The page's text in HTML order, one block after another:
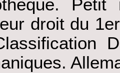
droit du